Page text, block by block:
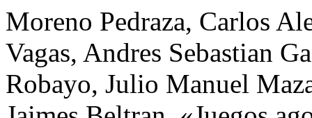
Moreno Pedraza, Carlos
Vagas, Andres Sebastian
Robayo, Julio Manuel